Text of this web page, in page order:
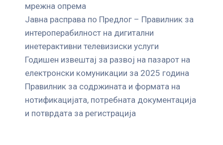
мрежна опрема
Јавна расправа по Предлог – Правилник за
интероперабилност на дигитални
инетерактивни телевизиски услуги
Годишен извештај за развој на пазарот на
електронски комуникации за 2025 година
Правилник за содржината и формата на
нотификацијата, потребната документација
и потврдата за регистрација